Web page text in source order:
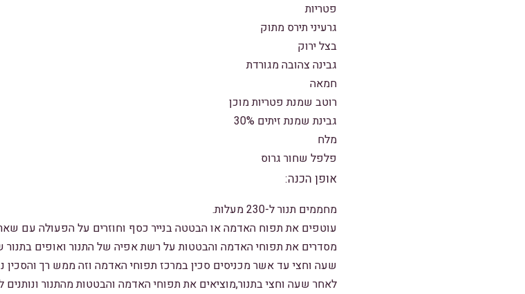
פטריות
גרעיני תירס מתוק
בצל ירוק
גבינה צהובה מגורדת
חמאה
רוטב שמנת פטריות מוכן
גבינת שמנת זיתים 30%
מלח
פלפל שחור גרוס
אופן הכנה:
מחממים תנור ל-230 מעלות.
עוטפים את תפוח האדמה או הבטטה בנייר כסף וחוזרים על הפעולה עם
שעה וחצי עד אשר מכניסים סכין במרכז תפוחי האדמה וזה ממש רך והסכין
לאחר שעה וחצי בתנור,מוציאים את תפוחי האדמה והבטטות מהתנור